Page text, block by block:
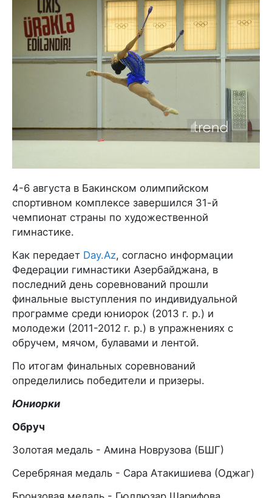
4-6 августа в Бакинском олимпийском
спортивном комплексе завершился 31-й
чемпионат страны по художественной
гимнастике.
Как передает Day.Az, согласно информации
Федерации гимнастики Азербайджана, в
последний день соревнований прошли
финальные выступления по индивидуальной
программе среди юниорок (2013 г. р.) и
молодежи (2011-2012 г. р.) в упражнениях с
обручем, мячом, булавами и лентой.
По итогам финальных соревнований
определились победители и призеры.
Юниорки
Обруч
Золотая медаль - Амина Новрузова (БШГ)
Серебряная медаль - Сара Атакишиева (Оджаг)